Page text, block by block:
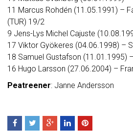
11 Marcus Rohdén (11.05.1991) –
(TUR) 19/2
9 Jens-Lys Michel Cajuste
17 Viktor Gyökeres (04.06.1998) –
18 Samuel Gustafson (11.01.1995)
16 Hugo Larsson (27.06.2004) –
Peatreener: Janne Andersson